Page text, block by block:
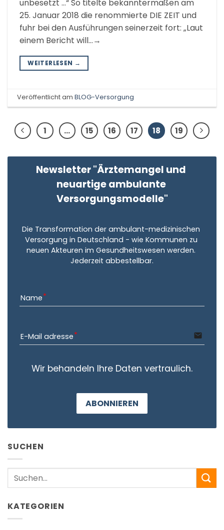
unbesetzt …“ So titelte bekanntermaßen am
25. Januar 2018 die renommierte DIE ZEIT und
fuhr bei den Ausführungen seinerzeit fort: „Laut
einem Bericht will…→
WEITERLESEN →
Veröffentlicht amBLOG-Versorgung
1 … 15 16 17 18 19
Newsletter "Ärztemangel und
neuartige ambulante
Versorgungsmodelle"
Die Transformation der ambulant-medizinischen
Versorgung in Deutschland - wie Kommunen zu
neuen Akteuren im Gesundheitswesen werden.
Jederzeit abbestellbar.
Name
E-Mail adresse email
Wir behandeln Ihre Daten vertraulich.
ABONNIEREN
SUCHEN
Search
KATEGORIEN